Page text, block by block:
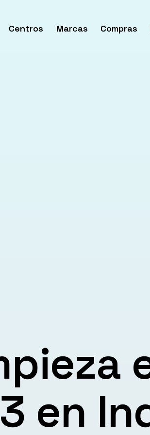
Centros Marcas Compras
en